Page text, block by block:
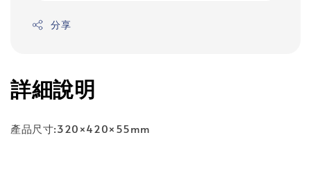
分享
詳細說明
產品尺寸:320×420×55mm